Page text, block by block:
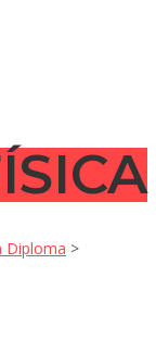
Diploma >